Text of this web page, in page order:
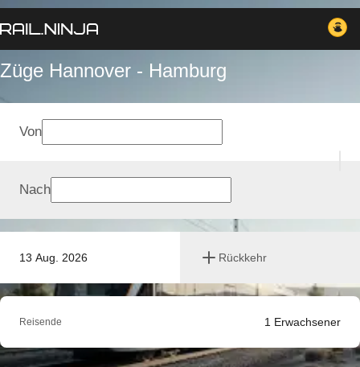
Züge Hannover - Hamburg
13 Aug. 2026 Rückkehr
Von
Nach
Reisende 1 Erwachsener